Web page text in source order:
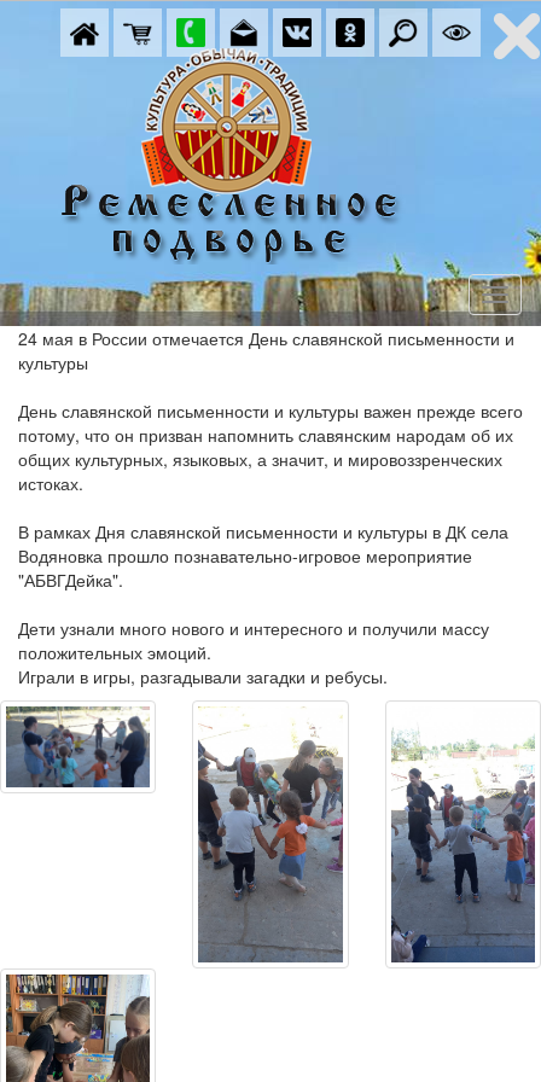
24 мая в России отмечается День славянской письменности и
культуры
День славянской письменности и культуры важен прежде всего
потому, что он призван напомнить славянским народам об их
общих культурных, языковых, а значит, и мировоззренческих
истоках.
В рамках Дня славянской письменности и культуры в ДК села
Водяновка прошло познавательно-игровое мероприятие
"АБВГДейка".
Дети узнали много нового и интересного и получили массу
положительных эмоций.
Играли в игры, разгадывали загадки и ребусы.